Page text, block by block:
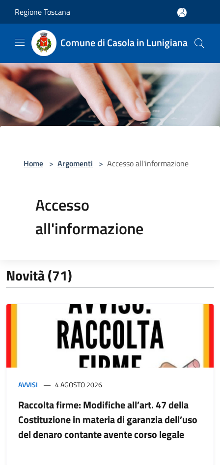
Regione Toscana
Comune di Casola in Lunigiana
Home > Argomenti > Accesso all'informazione
Accesso
all'informazione
Novità (71)
AVVISI 4 AGOSTO 2026
Raccolta firme: Modifiche all’art. 47 della
Costituzione in materia di garanzia dell’uso
del denaro contante avente corso legale